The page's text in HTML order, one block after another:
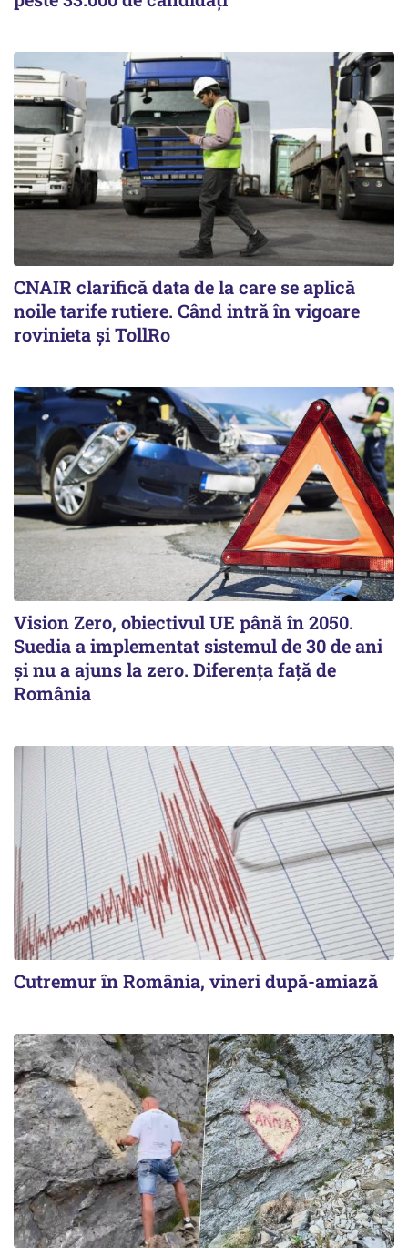
CNAIR clarifică data de la care se aplică
noile tarife rutiere. Când intră în vigoare
rovinieta și TollRo
Vision Zero, obiectivul UE până în 2050.
Suedia a implementat sistemul de 30 de ani
şi nu a ajuns la zero. Diferenţa faţă de
România
Cutremur în România, vineri după-amiază